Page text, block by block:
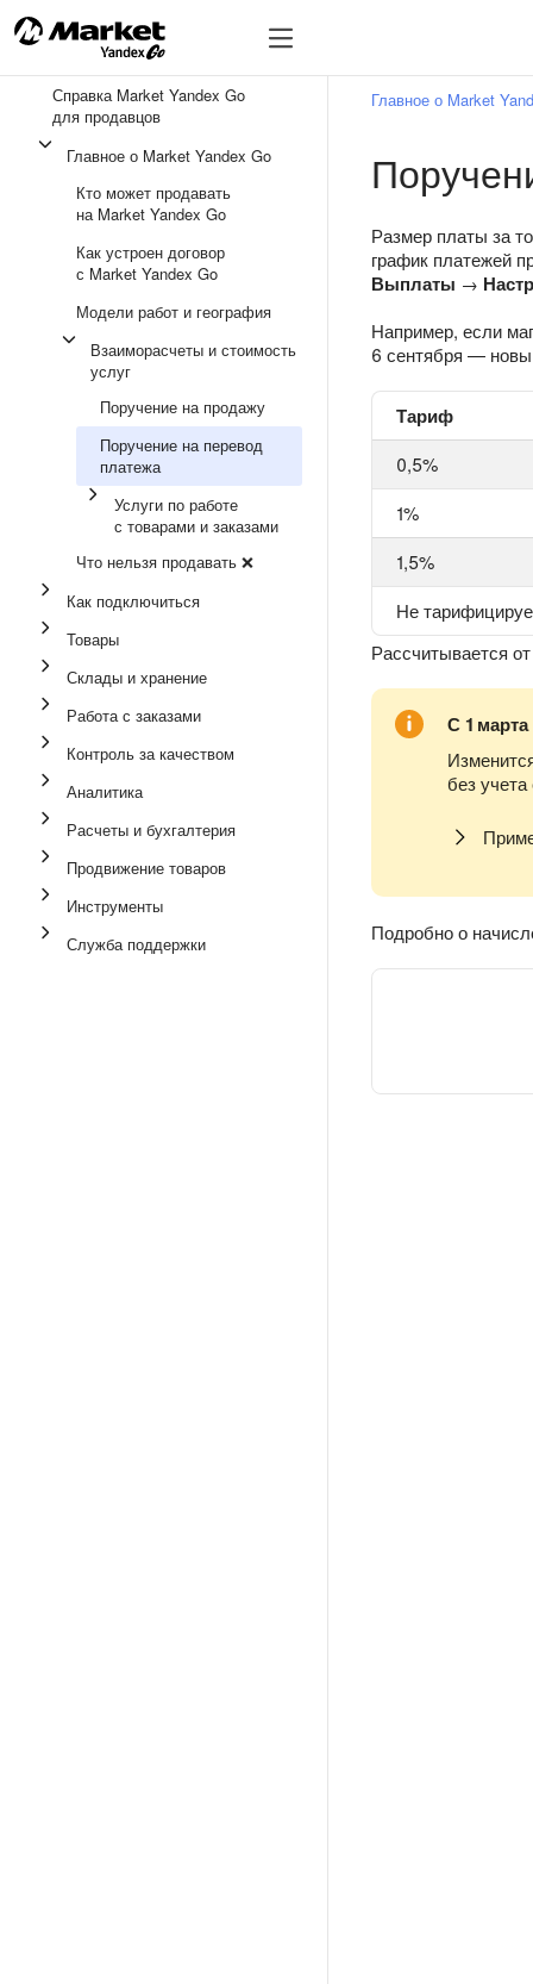
Справка Market Yandex Go
для продавцов
Главное о Market Yandex Go
Кто может продавать
на Market Yandex Go
Как устроен договор
с Market Yandex Go
Модели работ и география
Взаиморасчеты и стоимость
услуг
Поручение на продажу
Поручение на перевод
платежа
Услуги по работе
с товарами и заказами
Что нельзя продавать ❌
Как подключиться
Товары
Склады и хранение
Работа с заказами
Контроль за качеством
Аналитика
Расчеты и бухгалтерия
Продвижение товаров
Инструменты
Служба поддержки
Главное о Market
Размер платы за
график платежей
Выплаты →
Например, если
6 сентября —
Тариф
0,5%
1%
1,5%
Не
Рассчитывается
С 1
без
Подробно о